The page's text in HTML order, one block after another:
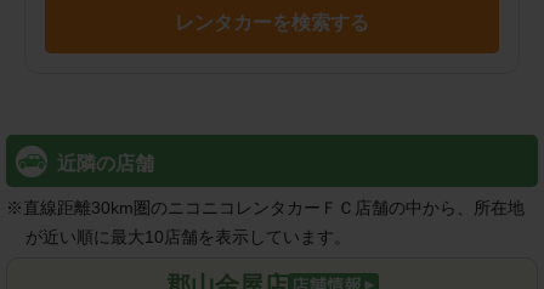
レンタカーを検索する
近隣の店舗
※直線距離30km圏のニコニコレンタカーＦＣ店舗の中から、所在地
が近い順に最大10店舗を表示しています。